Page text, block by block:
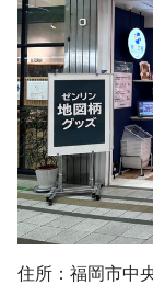
住所：福岡市中